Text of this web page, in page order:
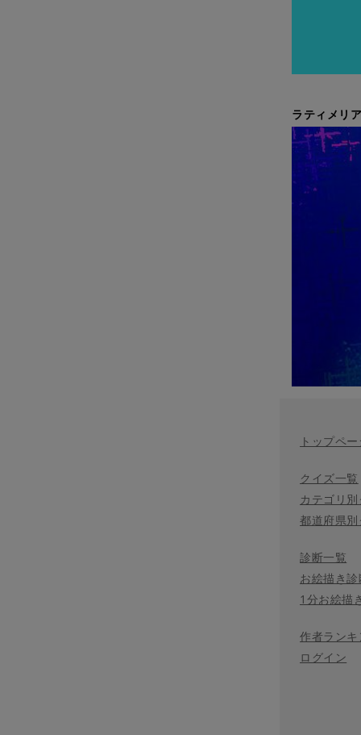
ラティメリ
トップペ
クイズ一覧
カテゴリ
都道府県
診断一覧
お絵描き
1分お絵描
作者ラン
ログイン